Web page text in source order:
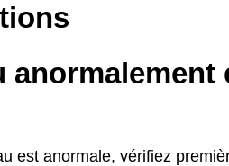
anormalement
est anormale, vérifiez